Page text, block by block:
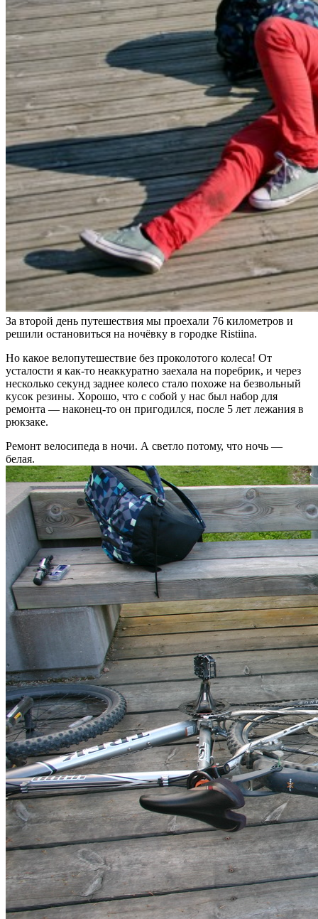
За второй день путешествия мы проехали 76 километров и
решили остановиться на ночёвку в городке Ristiina.
Но какое велопутешествие без проколотого колеса! От
усталости я как-то неаккуратно заехала на поребрик, и через
несколько секунд заднее колесо стало похоже на безвольный
кусок резины. Хорошо, что с собой у нас был набор для
ремонта — наконец-то он пригодился, после 5 лет лежания в
рюкзаке.
Ремонт велосипеда в ночи. А светло потому, что ночь —
белая.